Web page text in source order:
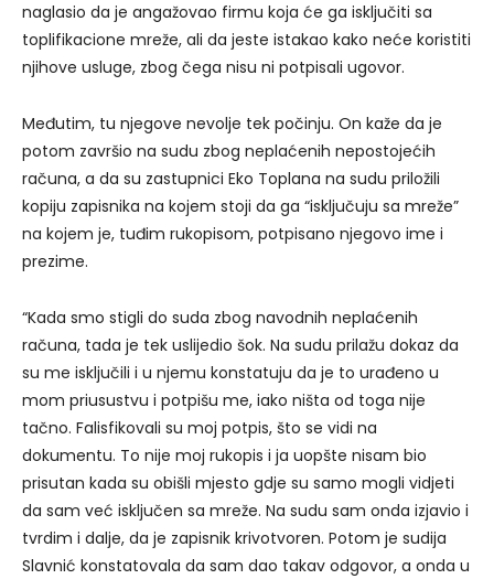
naglasio da je angažovao firmu koja će ga isključiti sa
toplifikacione mreže, ali da jeste istakao kako neće koristiti
njihove usluge, zbog čega nisu ni potpisali ugovor.
Međutim, tu njegove nevolje tek počinju. On kaže da je
potom završio na sudu zbog neplaćenih nepostojećih
računa, a da su zastupnici Eko Toplana na sudu priložili
kopiju zapisnika na kojem stoji da ga “isključuju sa mreže”
na kojem je, tuđim rukopisom, potpisano njegovo ime i
prezime.
“Kada smo stigli do suda zbog navodnih neplaćenih
računa, tada je tek uslijedio šok. Na sudu prilažu dokaz da
su me isključili i u njemu konstatuju da je to urađeno u
mom priusustvu i potpišu me, iako ništa od toga nije
tačno. Falisfikovali su moj potpis, što se vidi na
dokumentu. To nije moj rukopis i ja uopšte nisam bio
prisutan kada su obišli mjesto gdje su samo mogli vidjeti
da sam već isključen sa mreže. Na sudu sam onda izjavio i
tvrdim i dalje, da je zapisnik krivotvoren. Potom je sudija
Slavnić konstatovala da sam dao takav odgovor, a onda u